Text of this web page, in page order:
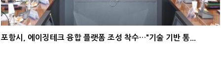
포항시, 에이징테크 융합 플랫폼 조성 착수…"기술 기반 통...